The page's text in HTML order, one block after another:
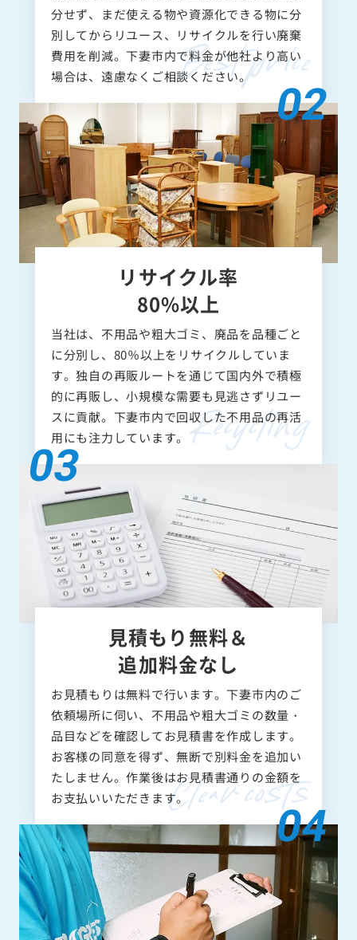
分せず、まだ使える物や資源化できる物に分
別してからリユース、リサイクルを行い廃棄
費用を削減。下妻市内で料金が他社より高い
場合は、遠慮なくご相談ください。
リサイクル率
80%以上
当社は、不用品や粗大ゴミ、廃品を品種ごと
に分別し、80％以上をリサイクルしていま
す。独自の再販ルートを通じて国内外で積極
的に再販し、小規模な需要も見逃さずリユー
スに貢献。下妻市内で回収した不用品の再活
用にも注力しています。
見積もり無料＆
追加料金なし
お見積もりは無料で行います。下妻市内のご
依頼場所に伺い、不用品や粗大ゴミの数量・
品目などを確認してお見積書を作成します。
お客様の同意を得ず、無断で別料金を追加い
たしません。作業後はお見積書通りの金額を
お支払いいただきます。